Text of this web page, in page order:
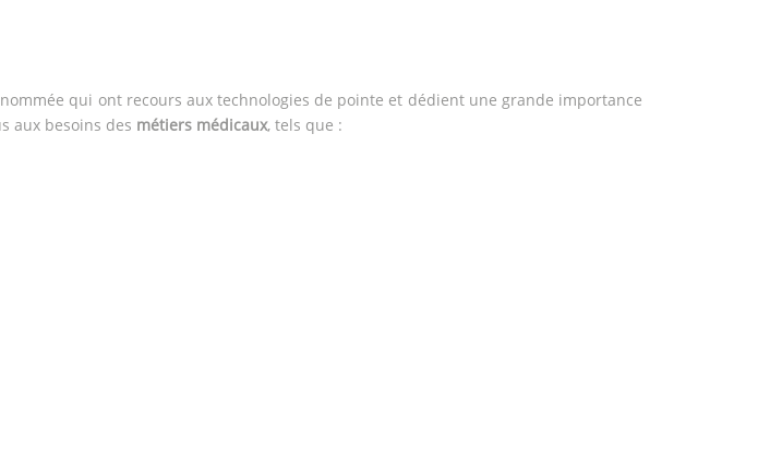
qui ont recours aux technologies de pointe et dédient une grande importance
aux besoins des métiers médicaux, tels que :